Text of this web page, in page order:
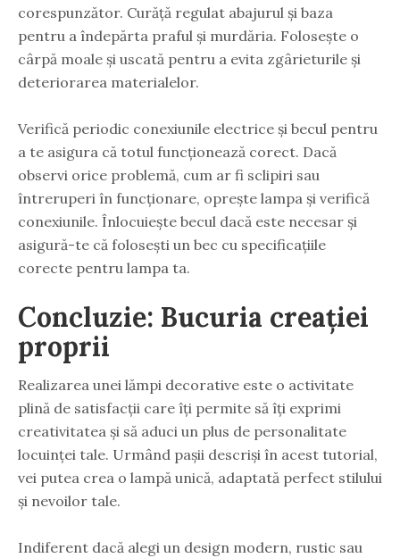
corespunzător. Curăță regulat abajurul și baza
pentru a îndepărta praful și murdăria. Folosește o
cârpă moale și uscată pentru a evita zgârieturile și
deteriorarea materialelor.
Verifică periodic conexiunile electrice și becul pentru
a te asigura că totul funcționează corect. Dacă
observi orice problemă, cum ar fi sclipiri sau
întreruperi în funcționare, oprește lampa și verifică
conexiunile. Înlocuiește becul dacă este necesar și
asigură-te că folosești un bec cu specificațiile
corecte pentru lampa ta.
Concluzie: Bucuria creației
proprii
Realizarea unei lămpi decorative este o activitate
plină de satisfacții care îți permite să îți exprimi
creativitatea și să aduci un plus de personalitate
locuinței tale. Urmând pașii descriși în acest tutorial,
vei putea crea o lampă unică, adaptată perfect stilului
și nevoilor tale.
Indiferent dacă alegi un design modern, rustic sau